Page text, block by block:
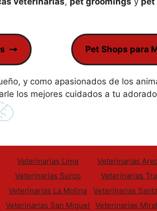
Pet Shops para
y como apasionados de los
los mejores cuidados a tu
Veterinarias Lima
Veterinarias Surco
Veterinarias La Molina
Veterinarias San Miguel
Veterinarias
Veterinarias
Veterinarias
Veterinarias